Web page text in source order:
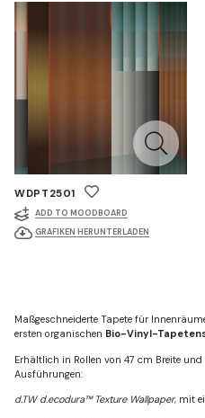
WDPT2501
ADD TO MOODBOARD
GRAFIKEN HERUNTERLADEN
Maßgeschneiderte Tapete für
ersten organischen Bio-Vinyl-
Erhältlich in Rollen von 47 cm Breite
Ausführungen:
d.TW d.ecodura™ Texture Wallpaper, mit